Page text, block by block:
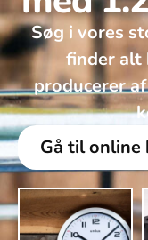
Søg i vores
finder alt
producerer
Gå til online